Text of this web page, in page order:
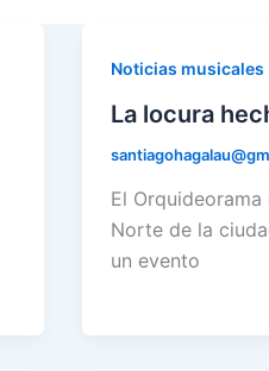
Noticias musicales
La locura
El
Norte de la
un evento